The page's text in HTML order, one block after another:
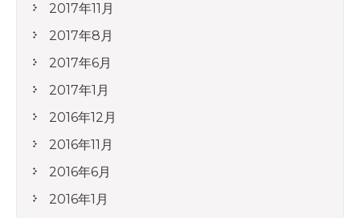
2017年11月
2017年8月
2017年6月
2017年1月
2016年12月
2016年11月
2016年6月
2016年1月